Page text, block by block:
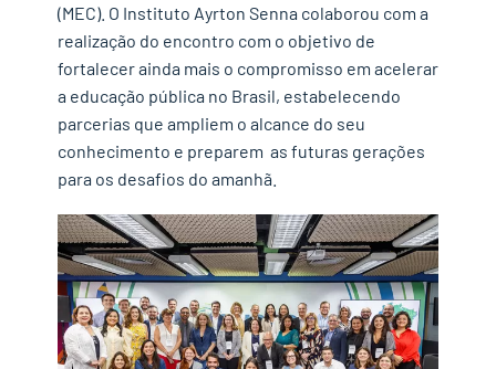
(MEC). O Instituto Ayrton Senna colaborou com a
realização do encontro com o objetivo de
fortalecer ainda mais o compromisso em acelerar
a educação pública no Brasil, estabelecendo
parcerias que ampliem o alcance do seu
conhecimento e preparem as futuras gerações
para os desafios do amanhã.